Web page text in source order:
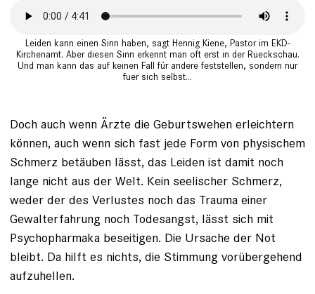
Leiden kann einen Sinn haben, sagt Hennig Kiene, Pastor im EKD-
Kirchenamt. Aber diesen Sinn erkennt man oft erst in der Rueckschau.
Und man kann das auf keinen Fall für andere feststellen, sondern nur
fuer sich selbst...
Doch auch wenn Ärzte die Geburts­wehen erleichtern
können, auch wenn sich fast jede Form von physischem
Schmerz betäuben lässt, das Leiden ist damit noch
lange nicht aus der Welt. Kein seelischer Schmerz,
weder der des Verlustes noch das Trauma einer
Gewalterfahrung noch Todesangst, lässt sich mit
Psychophar­maka beseitigen. Die Ursache der Not
bleibt. Da hilft es nichts, die Stimmung vorüber­gehend
aufzuhellen.